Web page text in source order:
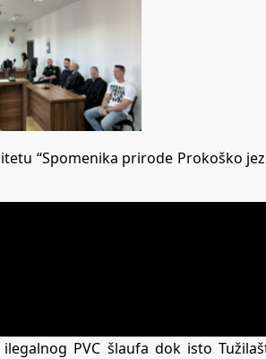
“Spomenika prirode Prokoško
PVC šlaufa dok isto